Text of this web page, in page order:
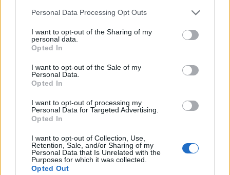
Personal Data Processing Opt Outs
I want to opt-out of the Sharing of my
personal data.
Opted In
I want to opt-out of the Sale of my
Personal Data.
Opted In
I want to opt-out of processing my
Personal Data for Targeted Advertising.
Opted In
I want to opt-out of Collection, Use,
Retention, Sale, and/or Sharing of my
Personal Data that Is Unrelated with the
Purposes for which it was collected.
Opted Out
interesse nei miei riguardi sin dalle prime battute della
trattativa. Sono sicuro che stringerò forti legami con tutti
anche qui. Sono carico per questa nuova esperienza e pronto
a dare il massimo per questi colori".